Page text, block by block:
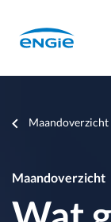
mainZoeken
de
Je
Maandoverzicht